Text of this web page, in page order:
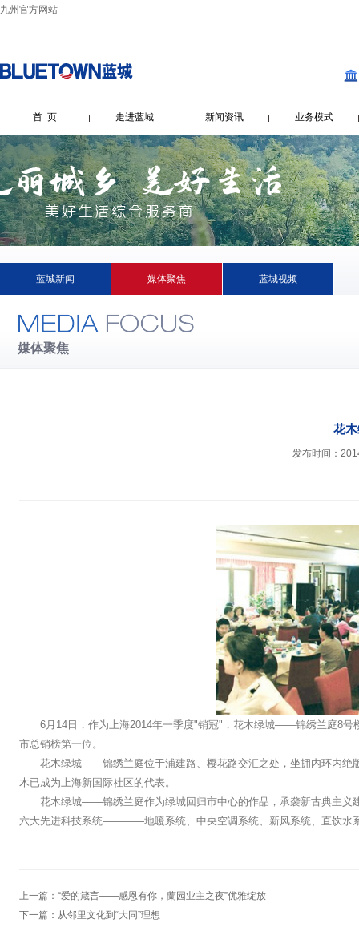
九州官方网站
首 页 走进蓝城 新闻资讯 业务模式
蓝城新闻 媒体聚焦 蓝城视频
媒体聚焦
花
发布时间：
6月14日，作为上海2014年一季度"销冠"，花木绿城——锦绣兰庭8号
市总销榜第一位。
花木绿城——锦绣兰庭位于浦建路、樱花路交汇之处，坐拥内环内
木已成为上海新国际社区的代表。
花木绿城——锦绣兰庭作为绿城回归市中心的作品，承袭新古典主义
六大先进科技系统————地暖系统、中央空调系统、新风系统、直饮水
上一篇： “爱的箴言——感恩有你，蘭园业主之夜”优雅绽放
下一篇： 从邻里文化到“大同”理想